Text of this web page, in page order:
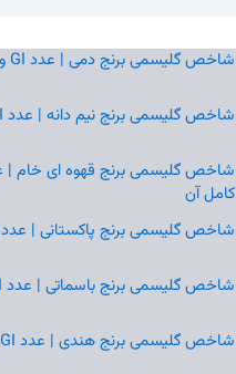
شاخص گلیسمی برنج دمی | عدد GI و بررسی کامل آن
شاخص گلیسمی برنج نیم‌ دانه | عدد GI و بررسی کامل آن
کامل آن
شاخص گلیسمی برنج پاکستانی | عدد GI و بررسی کامل آن
شاخص گلیسمی برنج باسماتی | عدد GI و بررسی کامل آن
شاخص گلیسمی برنج هندی | عدد GI و بررسی کامل آن